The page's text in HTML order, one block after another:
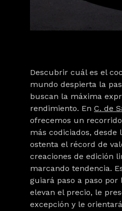
Descubrir cuál es el
mundo despierta la
buscan la máxima
rendimiento. En C. de
ofrecemos un
más codiciados, desde
ostenta el récord de
creaciones de edición
marcando tendencia.
guiará paso a paso por
elevan el precio, le
excepción y le